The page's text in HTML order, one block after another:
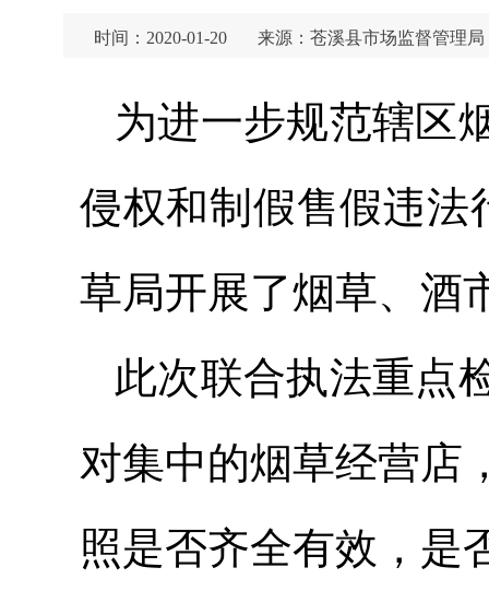
时间：2020-01-20 来源：苍溪县市场监督管理局
为进一步规范辖区
侵权和制假售假违法
草局开展了烟草、酒
此次联合执法重点
对集中的烟草经营店
照是否齐全有效，是